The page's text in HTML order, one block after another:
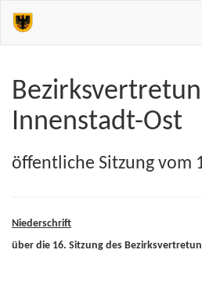
Innenstadt-Ost
öffentliche Sitzung vom
Niederschrift
über die 16. Sitzung des